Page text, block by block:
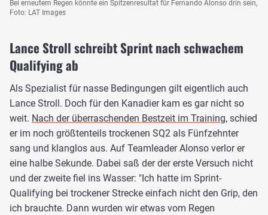
Bei erneutem Regen könnte ein Spitzenresultat für Fernando Alonso drin sein,
Foto: LAT Images
Lance Stroll schreibt Sprint nach schwachem
Qualifying ab
Als Spezialist für nasse Bedingungen gilt eigentlich auch
Lance Stroll. Doch für den Kanadier kam es gar nicht so
weit. Nach der überraschenden Bestzeit im Training, schied
er im noch größtenteils trockenen SQ2 als Fünfzehnter
sang und klanglos aus. Auf Teamleader Alonso verlor er
eine halbe Sekunde. Dabei saß der der erste Versuch nicht
und der zweite fiel ins Wasser: "Ich hatte im Sprint-
Qualifying bei trockener Strecke einfach nicht den Grip, den
ich brauchte. Dann wurden wir etwas vom Regen